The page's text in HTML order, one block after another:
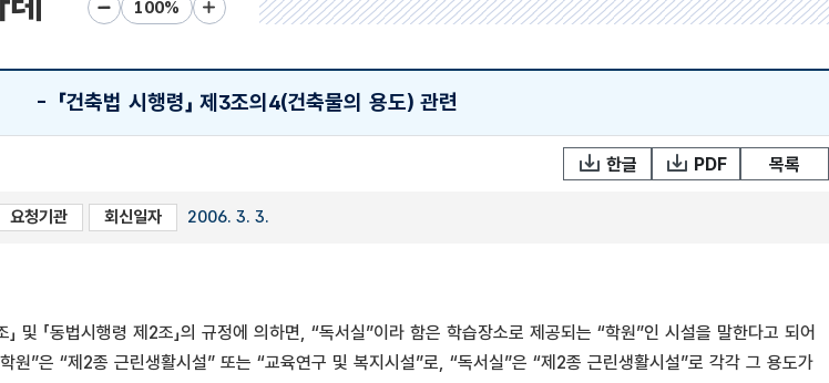
화면크기 축소화면크기 초기화
화면크기 확대
- 「건축법 시행령」 제3조의4(건축물의 용도) 관련
한글 PDF 목록
요청기관 회신일자 2006. 3. 3.
및 「동법시행령 제2조」의 규정에 의하면, “독서실”이라 함은 학습장소로 제공되는 “학원”인 시설을 말한다고 되어
원”은 “제2종 근린생활시설” 또는 “교육연구 및 복지시설”로, “독서실”은 “제2종 근린생활시설”로 각각 그 용도가